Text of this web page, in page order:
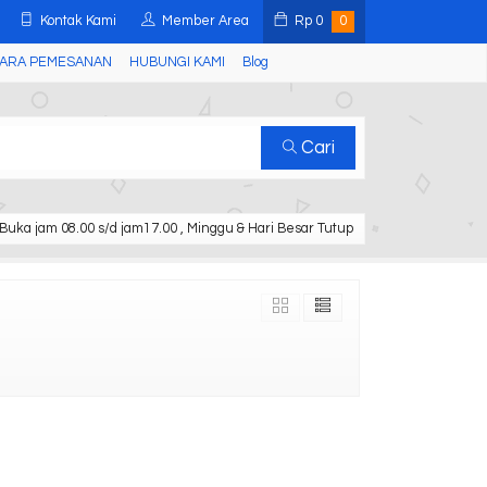
Kontak Kami Member Area Rp 0 0
PEMESANAN HUBUNGI KAMI Blog
Cari
Buka jam 08.00 s/d jam17.00 , Minggu & Hari Besar Tutup